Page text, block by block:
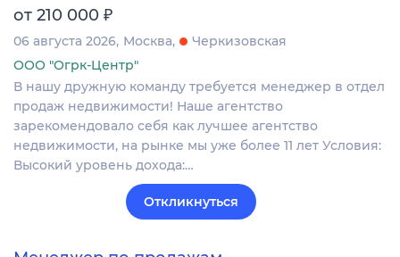
от 210 000 ₽
06 августа 2026 Москва
Черкизовская
ООО "Огрк-Центр"
В нашу дружную команду требуется менеджер в отдел
продаж недвижимости! Наше агентство
зарекомендовало себя как лучшее агентство
недвижимости, на рынке мы уже более 11 лет Условия:
Высокий уровень дохода:…
Откликнуться